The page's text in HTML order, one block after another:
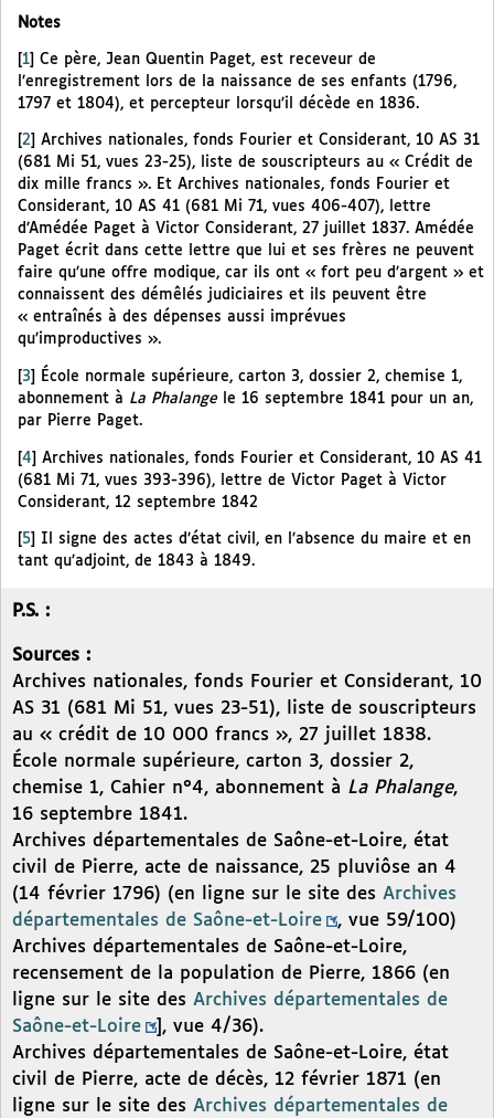
Notes
[1] Ce père, Jean Quentin Paget, est receveur de
l’enregistrement lors de la naissance de ses enfants (1796,
1797 et 1804), et percepteur lorsqu’il décède en 1836.
2
Archives nationales, fonds Fourier et Considerant, 10 AS 31
(681 Mi 51, vues 23-25), liste de souscripteurs au « Crédit de
dix mille francs ». Et Archives nationales, fonds Fourier et
Considerant, 10 AS 41 (681 Mi 71, vues 406-407), lettre
d’Amédée Paget à Victor Considerant, 27 juillet 1837. Amédée
Paget écrit dans cette lettre que lui et ses frères ne peuvent
faire qu’une offre modique, car ils ont « fort peu d’argent » et
connaissent des démêlés judiciaires et ils peuvent être
« entraînés à des dépenses aussi imprévues
qu’improductives ».
3
École normale supérieure, carton 3, dossier 2, chemise 1,
abonnement à La Phalange le 16 septembre 1841 pour un an,
par Pierre Paget.
[4] Archives nationales, fonds Fourier et Considerant, 10 AS 41
(681 Mi 71, vues 393-396), lettre de Victor Paget à Victor
Considerant, 12 septembre 1842
5
Il signe des actes d’état civil, en l’absence du maire et en
tant qu’adjoint, de 1843 à 1849.
P.S. :
Sources :
Archives nationales, fonds Fourier et Considerant, 10
AS 31 (681 Mi 51, vues 23-51), liste de souscripteurs
au « crédit de 10 000 francs », 27 juillet 1838.
École normale supérieure, carton 3, dossier 2,
chemise 1, Cahier n°4, abonnement à La Phalange,
16 septembre 1841.
Archives départementales de Saône-et-Loire, état
civil de Pierre, acte de naissance, 25 pluviôse an 4
(14 février 1796) (en ligne sur le site des Archives
départementales de Saône-et-Loire
, vue 59/100)
Archives départementales de Saône-et-Loire,
recensement de la population de Pierre, 1866 (en
ligne sur le site des Archives départementales de
Saône-et-Loire
], vue 4/36).
Archives départementales de Saône-et-Loire, état
civil de Pierre, acte de décès, 12 février 1871 (en
ligne sur le site des Archives départementales de